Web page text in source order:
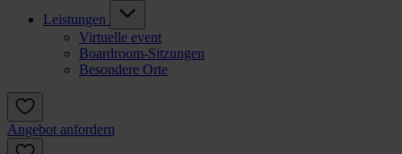
Leistungen
Virtuelle event
Boardroom-Sitzungen
Besondere Orte
Angebot anfordern